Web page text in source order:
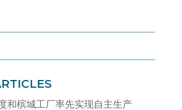
和槟城工厂率先实现自主生产